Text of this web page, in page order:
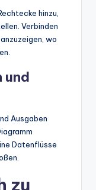
hinzu,
Verbinden
wo
und
Ausgaben
Datenflüsse
zu